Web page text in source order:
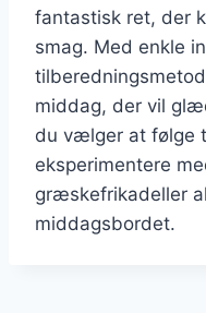
fantastisk ret, der
smag. Med enkle
middag, der vil
du vælger at følge
eksperimentere
græskefrikadeller
middagsbordet.